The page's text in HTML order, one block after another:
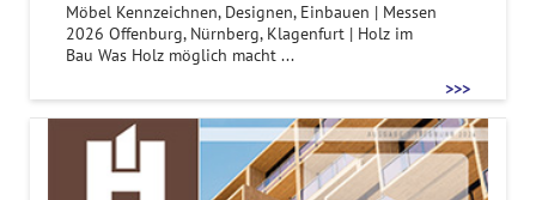
Möbel Kennzeichnen, Designen, Einbauen | Messen
2026 Offenburg, Nürnberg, Klagenfurt | Holz im
Bau Was Holz möglich macht ...
>>>